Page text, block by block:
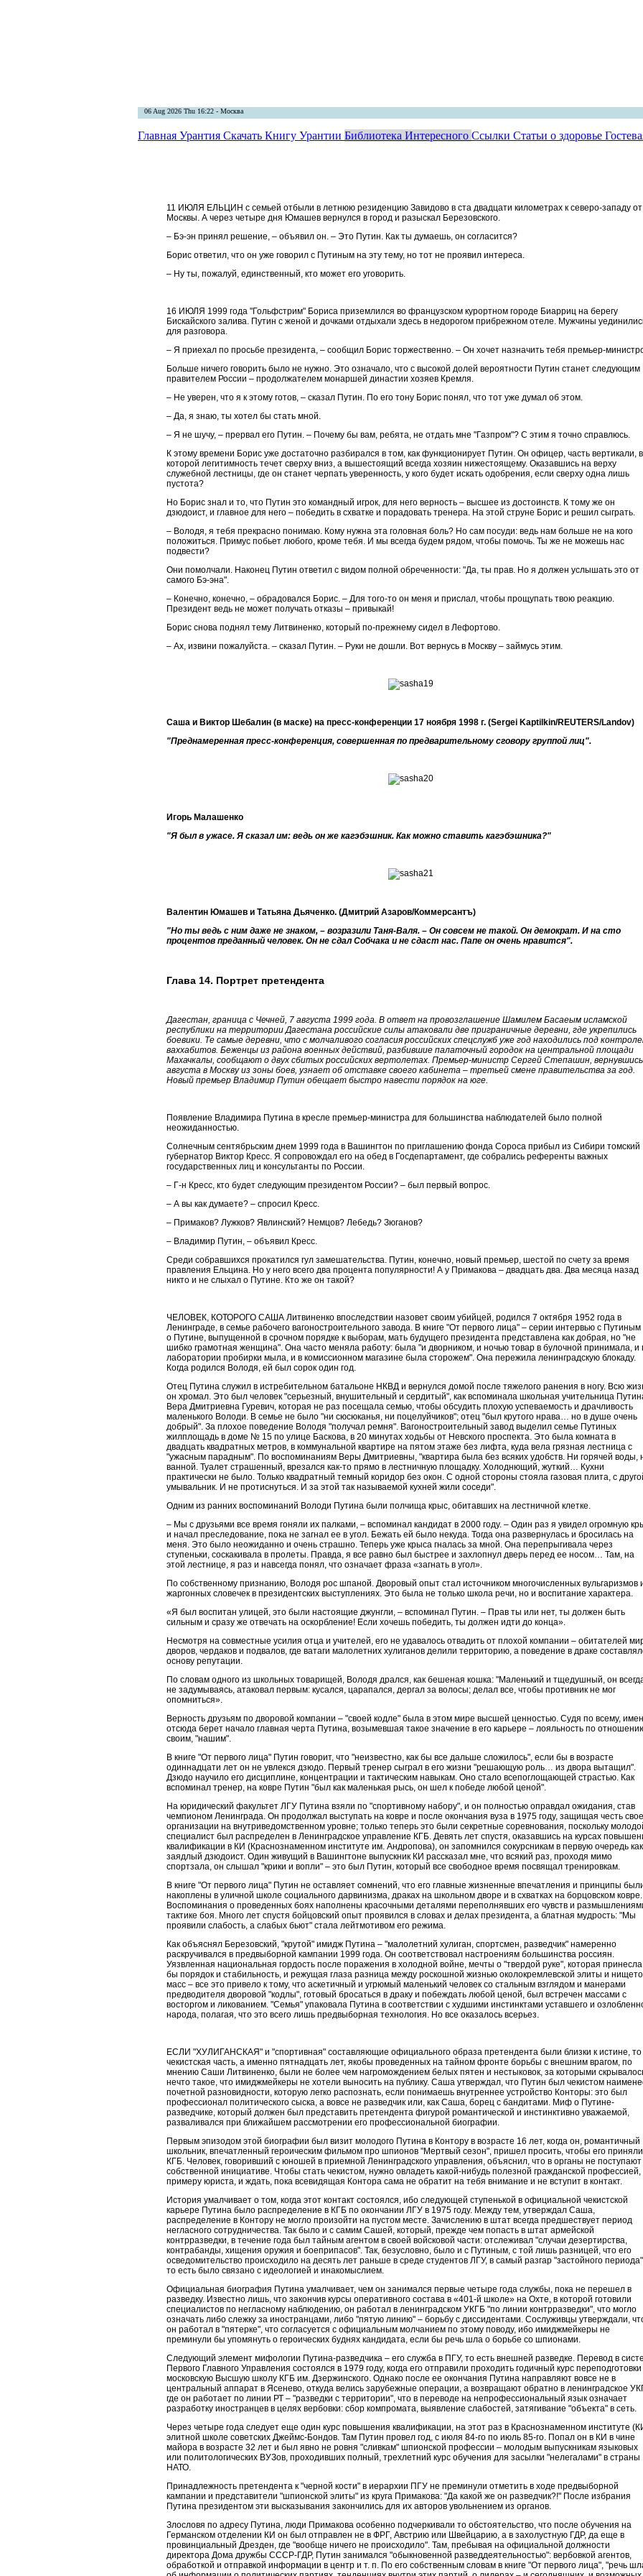
06 Aug 2026 Thu 16:22 - Москва
Главная Урантия Скачать Книгу Урантии Библиотека Интересного Ссылки Статьи о здоровье
11 ИЮЛЯ ЕЛЬЦИН с семьей отбыли в летнюю резиденцию Завидово в ста двадцати километрах к северо-западу от
Москвы. А через четыре дня Юмашев вернулся в город и разыскал Березовского.
– Бэ-эн принял решение, – объявил он. – Это Путин. Как ты думаешь, он согласится?
Борис ответил, что он уже говорил с Путиным на эту тему, но тот не проявил интереса.
– Ну ты, пожалуй, единственный, кто может его уговорить.
16 ИЮЛЯ 1999 года "Гольфстрим" Бориса приземлился во французском курортном городе Биарриц на берегу
Бискайского залива. Путин с женой и дочками отдыхали здесь в недорогом прибрежном отеле. Мужчины
для разговора.
– Я приехал по просьбе президента, – сообщил Борис торжественно. – Он хочет назначить тебя премьер-
Больше ничего говорить было не нужно. Это означало, что с высокой долей вероятности Путин станет следующим
правителем России – продолжателем монаршей династии хозяев Кремля.
– Не уверен, что я к этому готов, – сказал Путин. По его тону Борис понял, что тот уже думал об этом.
– Да, я знаю, ты хотел бы стать мной.
– Я не шучу, – прервал его Путин. – Почему бы вам, ребята, не отдать мне "Газпром"? С этим я точно справлюсь.
К этому времени Борис уже достаточно разбирался в том, как функционирует Путин. Он офицер, часть вертикали, в
которой легитимность течет сверху вниз, а вышестоящий всегда хозяин нижестоящему. Оказавшись на верху
служебной лестницы, где он станет черпать уверенность, у кого будет искать одобрения, если сверху одна лишь
пустота?
Но Борис знал и то, что Путин это командный игрок, для него верность – высшее из достоинств. К тому же он
дзюдоист, и главное для него – победить в схватке и порадовать тренера. На этой струне Борис и решил сыграть.
– Володя, я тебя прекрасно понимаю. Кому нужна эта головная боль? Но сам посуди: ведь нам больше не на кого
положиться. Примус побьет любого, кроме тебя. И мы всегда будем рядом, чтобы помочь. Ты же не можешь нас
подвести?
Они помолчали. Наконец Путин ответил с видом полной обреченности: "Да, ты прав. Но я должен услышать это от
самого Бэ-эна".
– Конечно, конечно, – обрадовался Борис. – Для того-то он меня и прислал, чтобы прощупать твою реакцию.
Президент ведь не может получать отказы – привыкай!
Борис снова поднял тему Литвиненко, который по-прежнему сидел в Лефортово.
– Ах, извини пожалуйста. – сказал Путин. – Руки не дошли. Вот вернусь в Москву – займусь этим.
Саша и Виктор Шебалин (в маске) на пресс-конференции 17 ноября 1998 г. (Sergei Kaptilkin/REUTERS/Landov)
"Преднамеренная пресс-конференция, совершенная по предварительному сговору группой лиц".
Игорь Малашенко
"Я был в ужасе. Я сказал им: ведь он же кагэбэшник. Как можно ставить кагэбэшника?"
Валентин Юмашев и Татьяна Дьяченко. (Дмитрий Азаров/Коммерсантъ)
"Но ты ведь с ним даже не знаком, – возразили Таня-Валя. – Он совсем не такой. Он демократ. И на сто
процентов преданный человек. Он не сдал Собчака и не сдаст нас. Папе он очень нравится".
Глава 14. Портрет претендента
Дагестан, граница с Чечней, 7 августа 1999 года. В ответ на провозглашение Шамилем Басаеым исламской
республики на территории Дагестана российские силы атаковали две приграничные деревни, где укрепились
боевики. Те самые деревни, что с молчаливого согласия российских спецслужб уже год находились под
ваххабитов. Беженцы из района военных действий, разбившие палаточный городок на центральной площади
Махачкалы, сообщают о двух сбитых российских вертолетах. Премьер-министр Сергей Степашин,
августа в Москву из зоны боев, узнает об отставке своего кабинета – третьей смене правительства за год.
Новый премьер Владимир Путин обещает быстро навести порядок на юге.
Появление Владимира Путина в кресле премьер-министра для большинства наблюдателей было полной
неожиданностью.
Солнечным сентябрьским днем 1999 года в Вашингтон по приглашению фонда Сороса прибыл из Сибири томский
губернатор Виктор Кресс. Я сопровождал его на обед в Госдепартамент, где собрались референты важных
государственных лиц и консультанты по России.
– Г-н Кресс, кто будет следующим президентом России? – был первый вопрос.
– А вы как думаете? – спросил Кресс.
– Примаков? Лужков? Явлинский? Немцов? Лебедь? Зюганов?
– Владимир Путин, – объявил Кресс.
Среди собравшихся прокатился гул замешательства. Путин, конечно, новый премьер, шестой по счету за время
правления Ельцина. Но у него всего два процента популярности! А у Примакова – двадцать два. Два месяца назад
никто и не слыхал о Путине. Кто же он такой?
ЧЕЛОВЕК, КОТОРОГО САША Литвиненко впоследствии назовет своим убийцей, родился 7 октября 1952 года в
Ленинграде, в семье рабочего вагоностроительного завода. В книге "От первого лица" – серии интервью с Путиным
о Путине, выпущенной в срочном порядке к выборам, мать будущего президента представлена как добрая, но "не
шибко грамотная женщина". Она часто меняла работу: была "и дворником, и ночью товар в булочной принимала, и
лаборатории пробирки мыла, и в комиссионном магазине была сторожем". Она пережила ленинградскую блокаду.
Когда родился Володя, ей был сорок один год.
Отец Путина служил в истребительном батальоне НКВД и вернулся домой после тяжелого ранения в ногу. Всю
он хромал. Это был человек "серьезный, внушительный и сердитый", как вспоминала школьная учительница
Вера Дмитриевна Гуревич, которая не раз посещала семью, чтобы обсудить плохую успеваемость и драчливость
маленького Володи. В семье не было "ни сюсюканья, ни поцелуйчиков"; отец "был крутого нрава… но в душе очень
добрый". За плохое поведение Володя "получал ремня". Вагоностроительный завод выделил семье Путиных
жилплощадь в доме № 15 по улице Баскова, в 20 минутах ходьбы от Невского проспекта. Это была комната в
двадцать квадратных метров, в коммунальной квартире на пятом этаже без лифта, куда вела грязная лестница с
"ужасным парадным". По воспоминаниям Веры Дмитриевны, "квартира была без всяких удобств. Ни горячей воды,
ванной. Туалет страшенный, врезался как-то прямо в лестничную площадку. Холоднющий, жуткий… Кухни
практически не было. Только квадратный темный коридор без окон. С одной стороны стояла газовая плита, с
умывальник. И не протиснуться. И за этой так называемой кухней жили соседи".
Одним из ранних воспоминаний Володи Путина были полчища крыс, обитавших на лестничной клетке.
– Мы с друзьями все время гоняли их палками, – вспоминал кандидат в 2000 году. – Один раз я увидел огромную
и начал преследование, пока не загнал ее в угол. Бежать ей было некуда. Тогда она развернулась и бросилась на
меня. Это было неожиданно и очень страшно. Теперь уже крыса гналась за мной. Она перепрыгивала через
ступеньки, соскакивала в пролеты. Правда, я все равно был быстрее и захлопнул дверь перед ее носом… Там, на
этой лестнице, я раз и навсегда понял, что означает фраза «загнать в угол».
По собственному признанию, Володя рос шпаной. Дворовый опыт стал источником многочисленных вульгаризмов
жаргонных словечек в президентских выступлениях. Это была не только школа речи, но и воспитание характера.
«Я был воспитан улицей, это были настоящие джунгли, – вспоминал Путин. – Прав ты или нет, ты должен быть
сильным и сразу же отвечать на оскорбление! Если хочешь победить, ты должен идти до конца».
Несмотря на совместные усилия отца и учителей, его не удавалось отвадить от плохой компании – обитателей
дворов, чердаков и подвалов, где ватаги малолетних хулиганов делили территорию, а поведение в драке
основу репутации.
По словам одного из школьных товарищей, Володя дрался, как бешеная кошка: "Маленький и тщедушный, он
не задумываясь, атаковал первым: кусался, царапался, дергал за волосы; делал все, чтобы противник не мог
опомниться».
Верность друзьям по дворовой компании – "своей кодле" была в этом мире высшей ценностью. Судя по всему,
отсюда берет начало главная черта Путина, возымевшая такое значение в его карьере – лояльность по
своим, "нашим".
В книге "От первого лица" Путин говорит, что "неизвестно, как бы все дальше сложилось", если бы в возрасте
одиннадцати лет он не увлекся дзюдо. Первый тренер сыграл в его жизни "решающую роль… из двора вытащил".
Дзюдо научило его дисциплине, концентрации и тактическим навыкам. Оно стало всепоглощающей страстью. Как
вспоминал тренер, на ковре Путин "был как маленькая рысь, он шел к победе любой ценой".
На юридический факультет ЛГУ Путина взяли по "спортивному набору", и он полностью оправдал ожидания, став
чемпионом Ленинграда. Он продолжал выступать на ковре и после окончания вуза в 1975 году, защищая честь
организации на внутриведомственном уровне; только теперь это были секретные соревнования, поскольку
специалист был распределен в Ленинградское управление КГБ. Девять лет спустя, оказавшись на курсах
квалификации в КИ (Краснознаменном институте им. Андропова), он запомнился сокурсникам в первую очередь как
заядлый дзюдоист. Один живущий в Вашингтоне выпускник КИ рассказал мне, что всякий раз, проходя мимо
спортзала, он слышал "крики и вопли" – это был Путин, который все свободное время посвящал тренировкам.
В книге "От первого лица" Путин не оставляет сомнений, что его главные жизненные впечатления и принципы
накоплены в уличной школе социального дарвинизма, драках на школьном дворе и в схватках на борцовском ковре.
Воспоминания о проведенных боях наполнены красочными деталями переполнявших его чувств и
тактике боя. Много лет спустя бойцовский опыт проявился в словах и делах президента, а блатная мудрость: "Мы
проявили слабость, а слабых бьют" стала лейтмотивом его режима.
Как объяснял Березовский, "крутой" имидж Путина – "малолетний хулиган, спортсмен, разведчик" намеренно
раскручивался в предвыборной кампании 1999 года. Он соответствовал настроениям большинства россиян.
Уязвленная национальная гордость после поражения в холодной войне, мечты о "твердой руке", которая принесла
бы порядок и стабильность, и режущая глаза разница между роскошной жизнью околокремлевской элиты и
масс – все это привело к тому, что аскетичный и угрюмый маленький человек со стальным взглядом и манерами
предводителя дворовой "кодлы", готовый бросаться в драку и побеждать любой ценой, был встречен массами с
восторгом и ликованием. "Семья" упаковала Путина в соответствии с худшими инстинктами уставшего и
народа, полагая, что это всего лишь предвыборная технология. Но все оказалось всерьез.
ЕСЛИ "ХУЛИГАНСКАЯ" и "спортивная" составляющие официального образа претендента были близки к истине, то
чекистская часть, а именно пятнадцать лет, якобы проведенных на тайном фронте борьбы с внешним врагом, по
мнению Саши Литвиненко, были не более чем нагромождением белых пятен и нестыковок, за которыми
нечто такое, что имиджмейкеры не хотели выносить на публику. Саша утверждал, что Путин был чекистом
почетной разновидности, которую легко распознать, если понимаешь внутреннее устройство Конторы: это был
профессионал политического сыска, а вовсе не разведчик или, как Саша, борец с бандитами. Миф о Путине-
разведчике, который должен был представить претендента фигурой романтической и инстинктивно уважаемой,
разваливался при ближайшем рассмотрении его профессиональной биографии.
Первым эпизодом этой биографии был визит молодого Путина в Контору в возрасте 16 лет, когда он, романтичный
школьник, впечатленный героическим фильмом про шпионов "Мертвый сезон", пришел просить, чтобы его
КГБ. Человек, говоривший с юношей в приемной Ленинградского управления, объяснил, что в органы не
собственной инициативе. Чтобы стать чекистом, нужно овладеть какой-нибудь полезной гражданской профессией,
примеру юриста, и ждать, пока всевидящая Контора сама не обратит на тебя внимание и не вступит в контакт.
История умалчивает о том, когда этот контакт состоялся, ибо следующей ступенькой в официальной чекистской
карьере Путина было распределение в КГБ по окончании ЛГУ в 1975 году. Между тем, утверждал Саша,
распределение в Контору не могло произойти на пустом месте. Зачислению в штат всегда предшествует период
негласного сотрудничества. Так было и с самим Сашей, который, прежде чем попасть в штат армейской
контрразведки, в течение года был тайным агентом в своей войсковой части: отслеживал "случаи дезертирства,
контрабанды, хищения оружия и боеприпасов". Так, безусловно, было и с Путиным, с той лишь разницей, что его
осведомительство происходило на десять лет раньше в среде студентов ЛГУ, в самый разгар "застойного
то есть было связано с идеологией и инакомыслием.
Официальная биография Путина умалчивает, чем он занимался первые четыре года службы, пока не перешел в
разведку. Известно лишь, что закончив курсы оперативного состава в «401-й школе» на Охте, в которой готовили
специалистов по негласному наблюдению, он работал в ленинградском УКГБ "по линии контрразведки", что могло
означать либо слежку за иностранцами, либо "пятую линию" – борьбу с диссидентами. Сослуживцы утверждали,
он работал в "пятерке", что согласуется с официальным молчанием по этому поводу, ибо имиджмейкеры не
преминули бы упомянуть о героических буднях кандидата, если бы речь шла о борьбе со шпионами.
Следующий элемент мифологии Путина-разведчика – его служба в ПГУ, то есть внешней разведке. Перевод в
Первого Главного Управления состоялся в 1979 году, когда его отправили проходить годичный курс переподготовки
московскую Высшую школу КГБ им. Дзержинского. Однако после ее окончания Путина направляют вовсе не в
центральный аппарат в Ясенево, откуда велись зарубежные операции, а возвращают обратно в ленинградское
где он работает по линии РТ – "разведки с территории", что в переводе на непрофессиональный язык означает
разработку иностранцев в целях вербовки: сбор компромата, выявление слабостей, затягивание "объекта" в сеть.
Через четыре года следует еще один курс повышения квалификации, на этот раз в Краснознаменном институте
элитной школе советских Джеймс-Бондов. Там Путин провел год, с июля 84-го по июль 85-го. Попал он в КИ в чине
майора в возрасте 32 лет и был явно не ровня "сливкам" шпионской профессии – молодым выпускникам языковых
или политологических ВУЗов, проходивших полный, трехлетний курс обучения для засылки "нелегалами" в страны
НАТО.
Принадлежность претендента к "черной кости" в иерархии ПГУ не преминули отметить в ходе предвыборной
кампании и представители "шпионской элиты" из круга Примакова: "Да какой же он разведчик?!" После избрания
Путина президентом эти высказывания закончились для их авторов увольнением из органов.
Злословя по адресу Путина, люди Примакова особенно подчеркивали то обстоятельство, что после обучения на
Германском отделении КИ он был отправлен не в ФРГ, Австрию или Швейцарию, а в захолустную ГДР, да еще в
провинциальный Дрезден, где "вообще ничего не происходило". Там, пребывая на официальной должности
директора Дома дружбы СССР-ГДР, Путин занимался "обыкновенной разведдеятельностью": вербовкой агентов,
обработкой и отправкой информации в центр и т. п. По его собственным словам в книге "От первого лица", "речь